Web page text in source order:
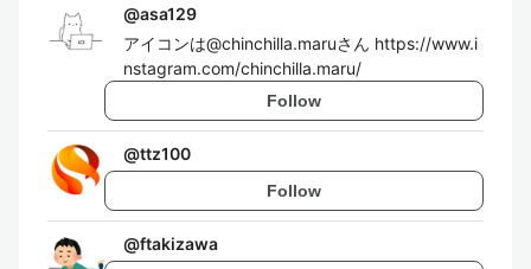
@asa129
アイコンは@chinchilla.maruさん https://www.i
nstagram.com/chinchilla.maru/
Follow
@ttz100
Follow
@ftakizawa